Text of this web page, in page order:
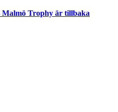
Trophy är tillbaka